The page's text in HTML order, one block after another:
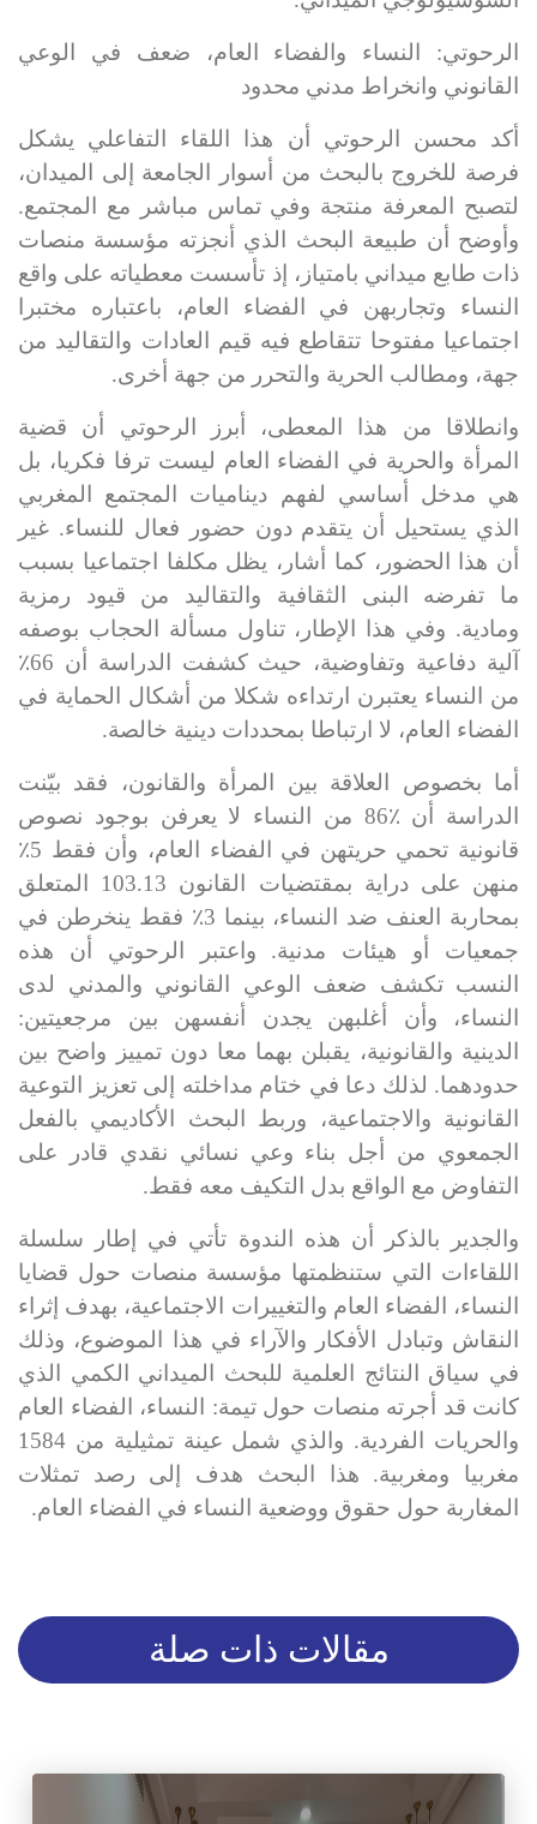
الرحوتي: النساء والفضاء العام، ضعف في الوعي
القانوني وانخراط مدني محدود
أكد محسن الرحوتي أن هذا اللقاء التفاعلي يشكل
فرصة للخروج بالبحث من أسوار الجامعة إلى الميدان،
لتصبح المعرفة منتجة وفي تماس مباشر مع المجتمع.
وأوضح أن طبيعة البحث الذي أنجزته مؤسسة منصات
ذات طابع ميداني بامتياز، إذ تأسست معطياته على واقع
النساء وتجاربهن في الفضاء العام، باعتباره مختبرا
اجتماعيا مفتوحا تتقاطع فيه قيم العادات والتقاليد من
جهة، ومطالب الحرية والتحرر من جهة أخرى.
وانطلاقا من هذا المعطى، أبرز الرحوتي أن قضية
المرأة والحرية في الفضاء العام ليست ترفا فكريا، بل
هي مدخل أساسي لفهم ديناميات المجتمع المغربي
الذي يستحيل أن يتقدم دون حضور فعال للنساء. غير
أن هذا الحضور، كما أشار، يظل مكلفا اجتماعيا بسبب
ما تفرضه
البنى الثقافية والتقاليد من قيود رمزية
ومادية. وفي هذا الإطار، تناول مسألة
الحجاب بوصفه
آلية دفاعية وتفاوضية
، حيث كشفت الدراسة أن 66٪
من النساء يعتبرن ارتداءه شكلا من أشكال الحماية في
الفضاء العام، لا ارتباطا بمحددات دينية خالصة.
أما بخصوص العلاقة بين المرأة والقانون، فقد بيّنت
الدراسة أن 86٪ من النساء لا يعرفن بوجود نصوص
قانونية تحمي حريتهن في الفضاء العام
، وأن فقط 5٪
منهن على دراية بمقتضيات القانون 103.13 المتعلق
بمحاربة العنف ضد النساء، بينما 3٪ فقط ينخرطن في
جمعيات أو هيئات مدنية. واعتبر الرحوتي أن هذه
النسب تكشف ضعف الوعي القانوني والمدني لدى
النساء، وأن أغلبهن يجدن أنفسهن بين مرجعيتين:
الدينية والقانونية، يقبلن بهما معا دون تمييز واضح بين
حدودهما. لذلك دعا في ختام مداخلته إلىتعزيز التوعية
القانونية والاجتماعية، وربط البحث الأكاديمي بالفعل
الجمعوي من أجل بناء وعي نسائي نقدي قادر على
التفاوض مع الواقع بدل التكيف معه فقط.
والجدير بالذكر أن هذه الندوة تأتي في إطار سلسلة
اللقاءات التي ستنظمتها مؤسسة منصات حول قضايا
النساء، الفضاء العام والتغييرات الاجتماعية، بهدف إثراء
النقاش وتبادل الأفكار والآراء في هذا الموضوع، وذلك
في سياق النتائج العلمية للبحث الميداني الكمي الذي
كانت قد أجرته منصات حول تيمة: النساء، الفضاء العام
والحريات الفردية. والذي شمل عينة تمثيلية من 1584
مغربيا ومغربية. هذا البحث هدف إلى رصد تمثلات
المغاربة حول حقوق ووضعية النساء في الفضاء العام.
مقالات ذات صلة